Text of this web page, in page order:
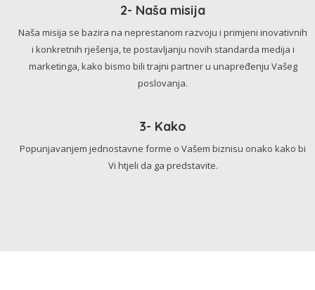
2- Naša misija
Naša misija se bazira na neprestanom razvoju i primjeni inovativnih
i konkretnih rješenja, te postavljanju novih standarda medija i
marketinga, kako bismo bili trajni partner u unapređenju Vašeg
poslovanja.
3- Kako
Popunjavanjem jednostavne forme o Vašem biznisu onako kako bi
Vi htjeli da ga predstavite.